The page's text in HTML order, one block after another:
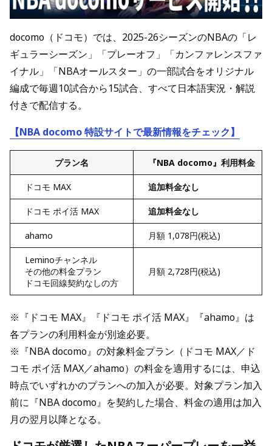
docomo（ドコモ）では、2025-26シーズンのNBAの「レ
ギュラーシーズン」「プレーオフ」「カンファレンスファ
イナル」「NBAオールスター」の一部試合をオリジナル
編成で毎週10試合から15試合、すべて日本語実況・解説
付きで配信する。
【NBA docomo 特設サイトで最新情報をチェック】
プラン名 『NBA docomo』利用料金
ドコモ MAX 追加料金なし
ドコモ ポイ活 MAX 追加料金なし
ahamo 月額 1,078円(税込)
Leminoチャンネル
その他の料金プラン
ドコモ回線契約なしの方
月額 2,728円(税込)
※『ドコモ MAX』『ドコモ ポイ活 MAX』『ahamo』は
各プランの利用料金が別途必要。
※『NBA docomo』の対象料金プラン（ドコモ MAX／ド
コモ ポイ活 MAX／ahamo）の料金を適用するには、申込
時点でいずれかのプランへの加入が必要。対象プラン加入
前に『NBA docomo』を契約した場合、料金の適用は加入
月の翌月以降となる。